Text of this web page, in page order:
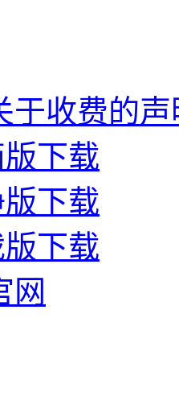
于收费的声
下载
下载
下载
网